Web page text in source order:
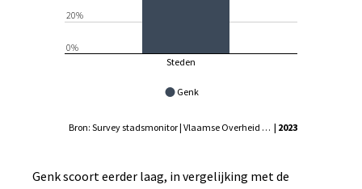
Genk
Steden
0%
20%
Bron: Survey stadsmonitor | Vlaamse Overheid - Agentschap Binnenlands Bestuur, Statistiek Vlaanderen | 2023
Genk scoort eerder laag, in vergelijking met de